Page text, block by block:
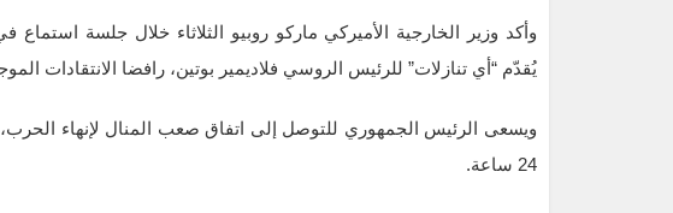
وأكد وزير الخارجية الأميركي ماركو روبيو الثلاثاء خلال جلسة
يُقدّم “أي تنازلات” للرئيس الروسي فلاديمير بوتين، رافضا الانتقادات
ويسعى الرئيس الجمهوري للتوصل إلى اتفاق صعب المنال لإنهاء
24 ساعة.